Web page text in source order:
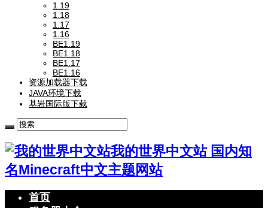
1.19
1.18
1.17
1.16
BE1.19
BE1.18
BE1.17
BE1.16
资源加载器下载
JAVA环境下载
基岩国际版下载
我的世界中文站 国内知
名Minecraft中文主题网站
首页